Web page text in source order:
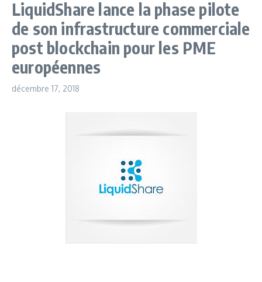
LiquidShare lance la phase pilote
de son infrastructure commerciale
post blockchain pour les PME
européennes
décembre 17, 2018